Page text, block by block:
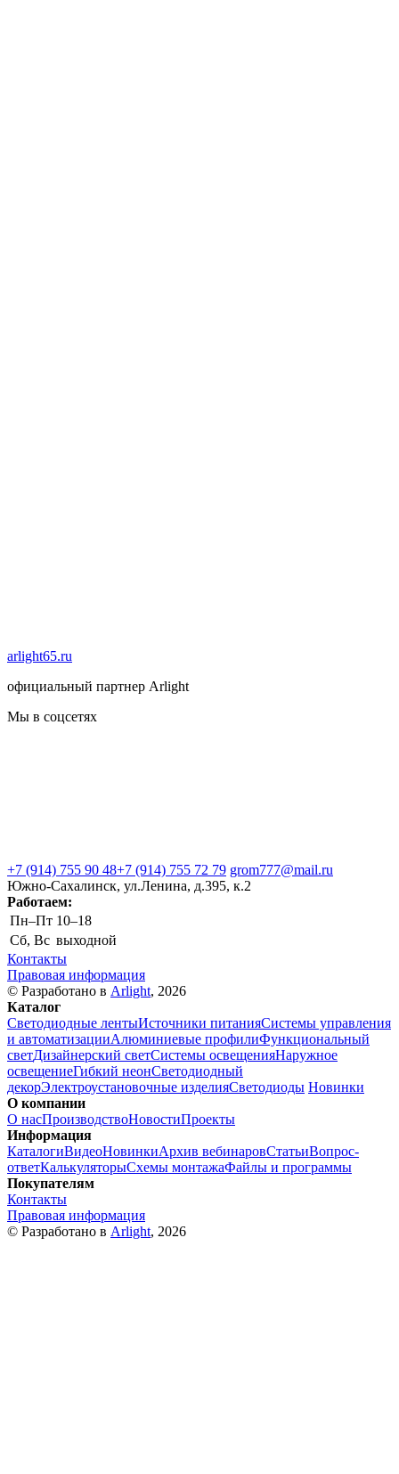
arlight65.ru
официальный партнер Arlight
Мы в соцсетях
+7 (914) 755 90 48+7 (914) 755 72 79 grom777@mail.ru
Южно-Сахалинск, ул.Ленина, д.395, к.2
Работаем:
Пн–Пт 10–18
Сб, Вс выходной
Контакты
Правовая информация
© Разработано в Arlight, 2026
Каталог
Светодиодные лентыИсточники питанияСистемы управления
и автоматизацииАлюминиевые профилиФункциональный
светДизайнерский светСистемы освещенияНаружное
освещениеГибкий неонСветодиодный
декорЭлектроустановочные изделияСветодиоды Новинки
О компании
О насПроизводствоНовостиПроекты
Информация
КаталогиВидеоНовинкиАрхив вебинаровСтатьиВопрос-
ответКалькуляторыСхемы монтажаФайлы и программы
Покупателям
Контакты
Правовая информация
© Разработано в Arlight, 2026